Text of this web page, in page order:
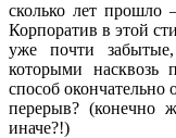
сколько лет прошло
Корпоратив в этой
уже почти
которыми
способ
перерыв? (конечно
иначе?!)